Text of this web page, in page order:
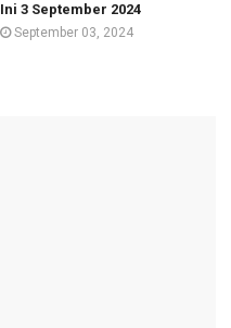
Ini 3 September 2024
September 03, 2024